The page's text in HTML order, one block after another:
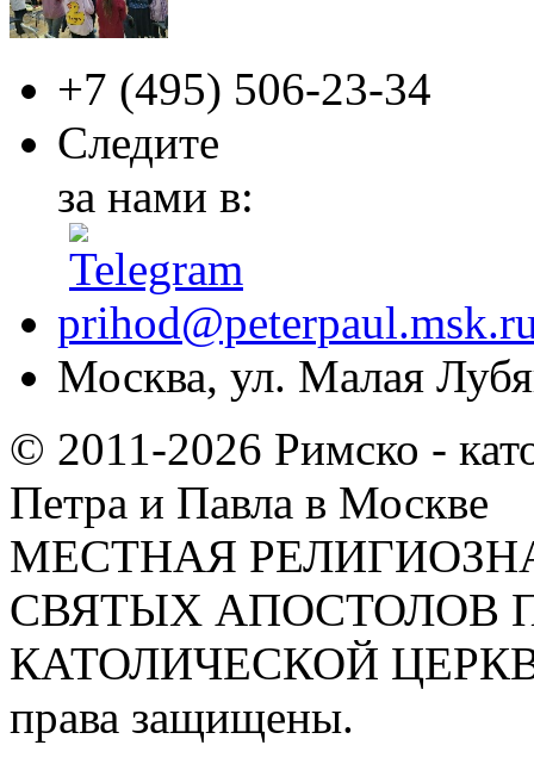
+7 (495) 506-23-34
Следите
за нами в:
Москва, ул. Малая
© 2011-2026 Римско -
Петра и Павла в Москве
МЕСТНАЯ
СВЯТЫХ АПОСТОЛОВ
КАТОЛИЧЕСКОЙ
права защищены.